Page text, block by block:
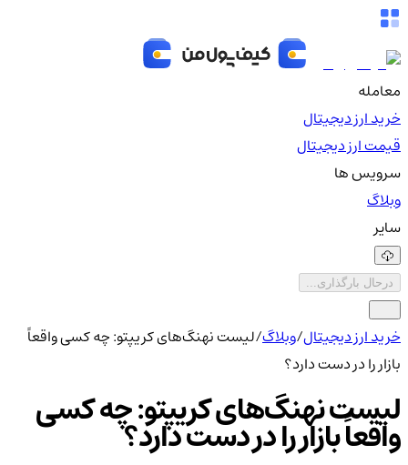
معامله
خرید ارز دیجیتال
قیمت ارز دیجیتال
سرویس ها
وبلاگ
سایر
درحال بارگذاری...
خرید ارز دیجیتال/وبلاگ/لیست نهنگ‌های کریپتو: چه کسی واقعاً
بازار را در دست دارد؟
لیست نهنگ‌های کریپتو: چه کسی
واقعاً بازار را در دست دارد؟